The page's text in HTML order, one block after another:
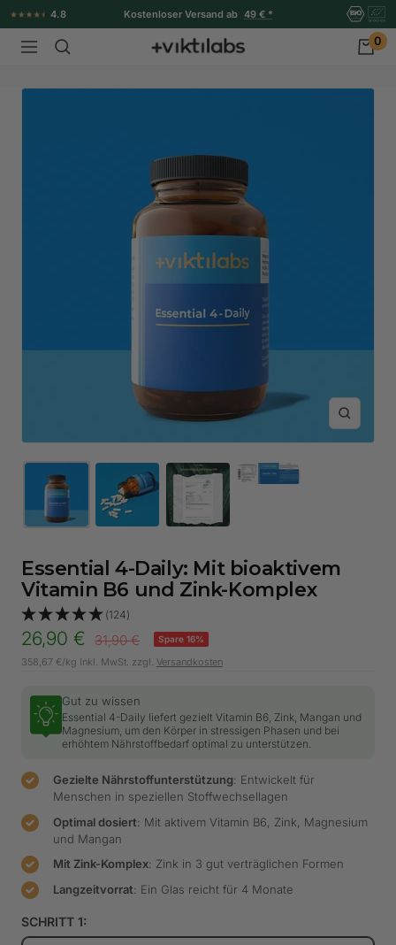
Direkt
zum
Inhalt
4.8 Kostenloser Versand ab 49 € *
Navigation Viktilabs 0
Zoom
Essential 4-Daily: Mit bioaktivem
Vitamin B6 und Zink-Komplex
(124)
Angebotspreis
26,90 € Regulärer
Preis
31,90 € Spare 16%
358,67 €/kg Inkl. MwSt. zzgl. Versandkosten
Gut zu wissen
Essential 4-Daily liefert gezielt Vitamin B6, Zink, Mangan und
Magnesium, um den Körper in stressigen Phasen und bei
erhöhtem Nährstoffbedarf optimal zu unterstützen.
Gezielte Nährstoffunterstützung: Entwickelt für
Menschen in speziellen Stoffwechsellagen
Optimal dosiert: Mit aktivem Vitamin B6, Zink, Magnesium
und Mangan
Mit Zink-Komplex: Zink in 3 gut verträglichen Formen
Langzeitvorrat: Ein Glas reicht für 4 Monate
SCHRITT 1: